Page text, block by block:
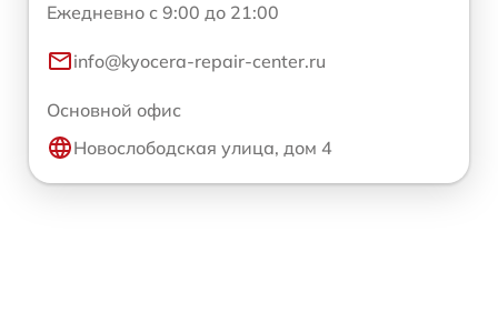
Ежедневно с 9:00 до 21:00
info@kyocera-repair-center.ru
Основной офис
Новослободская улица, дом 4